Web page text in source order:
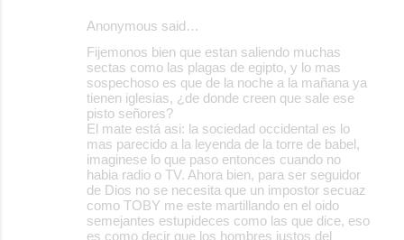
Anonymous said…
Fijemonos bien que estan saliendo muchas
sectas como las plagas de egipto, y lo mas
sospechoso es que de la noche a la mañana ya
tienen iglesias, ¿de donde creen que sale ese
pisto señores?
El mate está asi: la sociedad occidental es lo
mas parecido a la leyenda de la torre de babel,
imaginese lo que paso entonces cuando no
habia radio o TV. Ahora bien, para ser seguidor
de Dios no se necesita que un impostor secuaz
como TOBY me este martillando en el oido
semejantes estupideces como las que dice, eso
es como decir que los hombres justos del